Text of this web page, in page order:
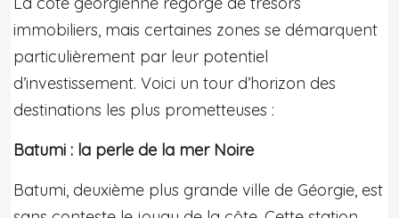
immobiliers, mais certaines zones se démarquent
particulièrement par leur potentiel
d’investissement. Voici un tour d’horizon des
destinations les plus prometteuses :
Batumi : la perle de la mer Noire
Batumi, deuxième plus grande ville de Géorgie, est